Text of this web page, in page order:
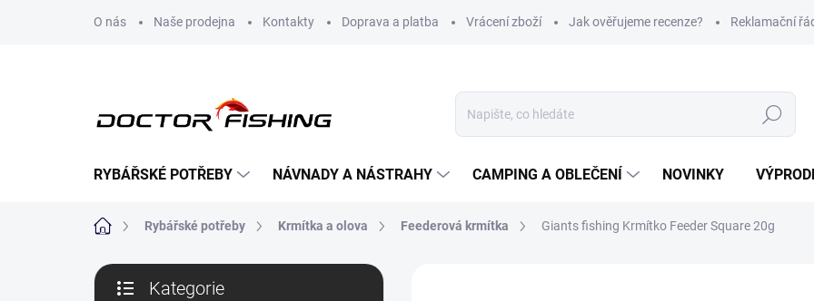
O nás Naše prodejna Kontakty Doprava a platba Vrácení zboží Jak ověřujeme recenze? Reklamační
Hledat
RYBÁŘSKÉ POTŘEBY NÁVNADY A NÁSTRAHY CAMPING A OBLEČENÍ NOVINKY
Domů Rybářské potřeby Krmítka a olova Feederová krmítka Giants fishing Krmítko Feeder Square 20g
P
Kategorie